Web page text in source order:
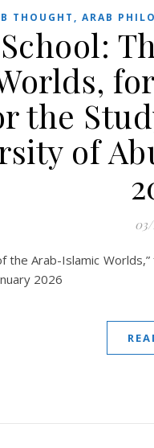
THOUGHT, ARAB
the
of
the Arab-Islamic
2026